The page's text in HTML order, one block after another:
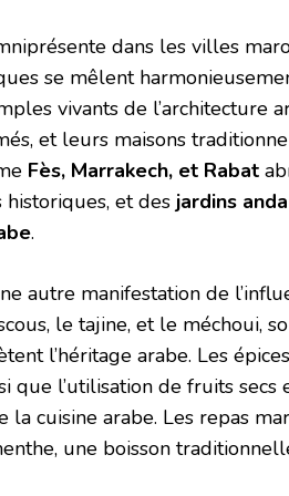
dans les villes
se mêlent
vivants de l’architecture
et leurs maisons
Fès, Marrakech, et Rabat
et des jardins
.
autre manifestation de
le tajine, et le méchoui,
l’héritage arabe. Les
que l’utilisation de fruits secs
cuisine arabe. Les repas
une boisson